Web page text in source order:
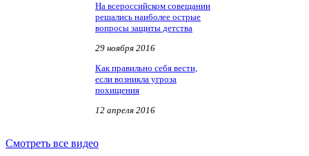
На всероссийском совещании
решались наиболее острые
вопросы защиты детства
29 ноября 2016
Как правильно себя вести,
если возникла угроза
похищения
12 апреля 2016
Смотреть все видео